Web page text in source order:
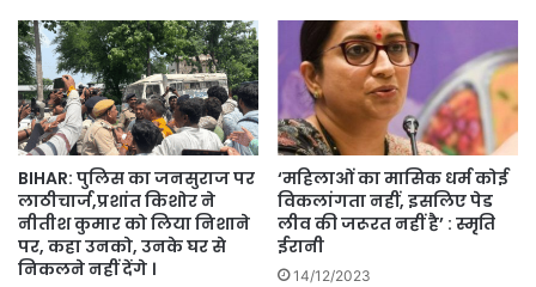
BIHAR: पुलिस का जनसुराज पर
लाठीचार्ज,प्रशांत किशोर ने
नीतीश कुमार को लिया निशाने
पर, कहा उनको, उनके घर से
निकलने नहीं देंगे ।
‘महिलाओं का मासिक धर्म कोई
विकलांगता नहीं, इसलिए पेड
लीव की जरूरत नहीं है’ : स्मृति
ईरानी
14/12/2023